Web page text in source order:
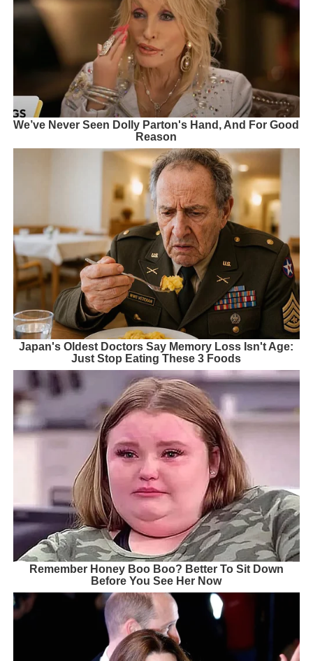
We’ve Never Seen Dolly Parton's Hand, And For Good
Reason
Japan's Oldest Doctors Say Memory Loss Isn't Age:
Just Stop Eating These 3 Foods
Remember Honey Boo Boo? Better To Sit Down
Before You See Her Now